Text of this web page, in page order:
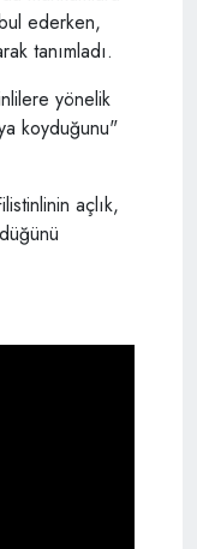
ederken,
tanımladı.
yönelik
koyduğunu"
açlık,